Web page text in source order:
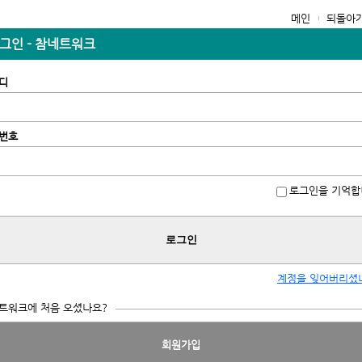
메인 되돌아
인 - 참네트워크
호
로그인을 기억합
로그인
계정을 잊어버리셨
워크에 처음 오셨나요?
회원가입